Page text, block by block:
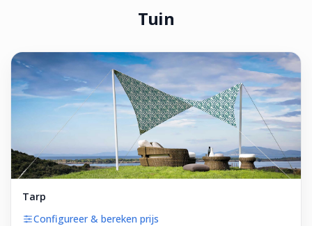
Tuin
Tarp
Configureer & bereken prijs